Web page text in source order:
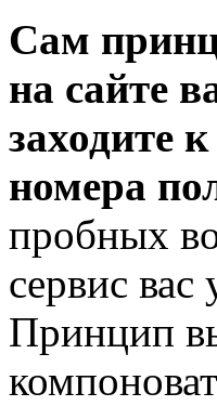
Сам
на сайте
заходите
номера
пробных
сервис вас
Принцип